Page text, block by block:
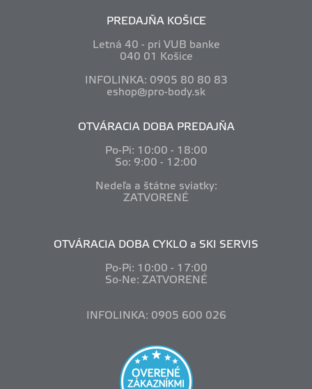
PREDAJŇA KOŠICE
Letná 40 - pri VUB banke
040 01 Košice
INFOLINKA: 0905 80 80 83
eshop@pro-body.sk
OTVÁRACIA DOBA PREDAJŇA
Po-Pi: 10:00 - 18:00
So: 9:00 - 12:00
Nedeľa a štátne sviatky:
ZATVORENÉ
OTVÁRACIA DOBA CYKLO a SKI SERVIS
Po-Pi: 10:00 - 17:00
So-Ne: ZATVORENÉ
INFOLINKA: 0905 600 026